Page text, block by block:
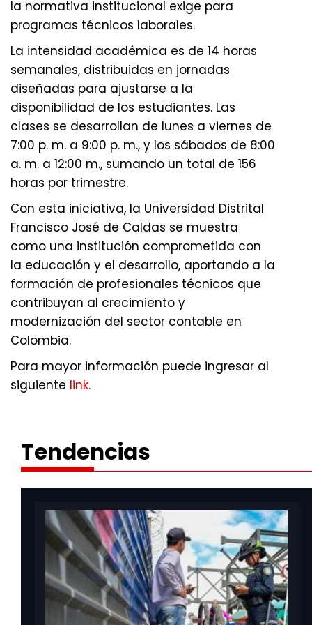
la normativa institucional exige para
programas técnicos laborales.
La intensidad académica es de 14 horas
semanales, distribuidas en jornadas
diseñadas para ajustarse a la
disponibilidad de los estudiantes. Las
clases se desarrollan de lunes a viernes de
7:00 p. m. a 9:00 p. m., y los sábados de 8:00
a. m. a 12:00 m., sumando un total de 156
horas por trimestre.
Con esta iniciativa, la Universidad Distrital
Francisco José de Caldas se muestra
como una institución comprometida con
la educación y el desarrollo, aportando a la
formación de profesionales técnicos que
contribuyan al crecimiento y
modernización del sector contable en
Colombia.
Para mayor información puede ingresar al
siguiente link.
Tendencias